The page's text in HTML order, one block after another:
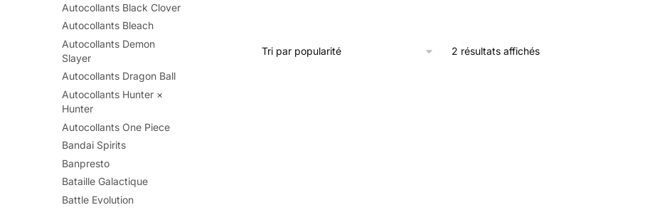
2 résultats affichés
Autocollants Black Clover
Autocollants Bleach
Autocollants Demon
Slayer
Autocollants Dragon Ball
Autocollants Hunter ×
Hunter
Autocollants One Piece
Bandai Spirits
Banpresto
Bataille Galactique
Battle Evolution